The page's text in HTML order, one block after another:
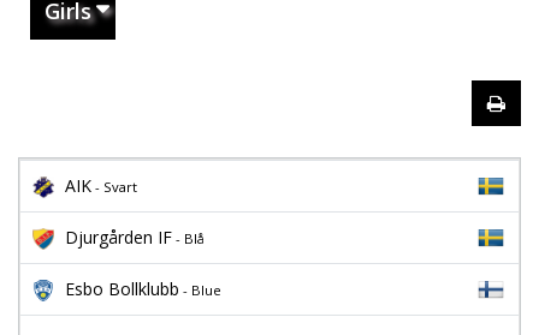
Girls
AIK - Svart
Djurgården IF - Blå
Esbo Bollklubb - Blue